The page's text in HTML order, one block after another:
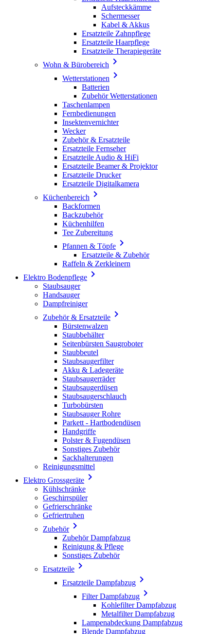
Aufsteckkämme
Schermesser
Kabel & Akkus
Ersatzteile Zahnpflege
Ersatzteile Haarpflege
Ersatzteile Therapiegeräte
Wohn & Bürobereich 
Wetterstationen 
Batterien
Zubehör Wetterstationen
Taschenlampen
Fernbedienungen
Insektenvernichter
Wecker
Zubehör & Ersatzteile
Ersatzteile Fernseher
Ersatzteile Audio & HiFi
Ersatzteile Beamer & Projektor
Ersatzteile Drucker
Ersatzteile Digitalkamera
Küchenbereich 
Backformen
Backzubehör
Küchenhilfen
Tee Zubereitung
Pfannen & Töpfe 
Ersatzteile & Zubehör
Raffeln & Zerkleinern
Elektro Bodenpflege 
Staubsauger
Handsauger
Dampfreiniger
Zubehör & Ersatzteile 
Bürstenwalzen
Staubbehälter
Seitenbürsten Saugroboter
Staubbeutel
Staubsaugerfilter
Akku & Ladegeräte
Staubsaugerräder
Staubsaugerdüsen
Staubsaugerschlauch
Turbobürsten
Staubsauger Rohre
Parkett - Hartbodendüsen
Handgriffe
Polster & Fugendüsen
Sonstiges Zubehör
Sackhalterungen
Reinigungsmittel
Elektro Grossgeräte 
Kühlschränke
Geschirrspüler
Gefrierschränke
Gefriertruhen
Zubehör
Zubehör Dampfabzug
Reinigung & Pflege
Sonstiges Zubehör
Ersatzteile 
Ersatzteile Dampfabzug 
Filter Dampfabzug 
Kohlefilter Dampfabzug
Metalfilter Dampfabzug
Lampenabdeckung Dampfabzug
Blende Dampfabzug